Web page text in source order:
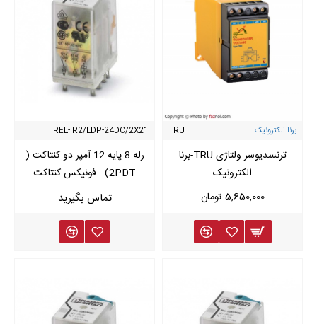
برنا الکترونیک TRU
ترنسدیوسر ولتاژی TRU-برنا
الکترونیک
5,650,000 تومان
REL-IR2/LDP-24DC/2X21
رله 8 پایه 12 آمپر دو کنتاکت (
2PDT) - فونیکس کنتاکت